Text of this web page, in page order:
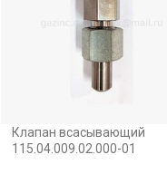
Клапан всасывающий
115.04.009.02.000-01